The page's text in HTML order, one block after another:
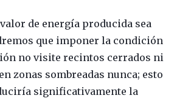
de energía producida sea
que imponer la condición
no visite recintos cerrados ni
zonas sombreadas nunca; esto
significativamente la